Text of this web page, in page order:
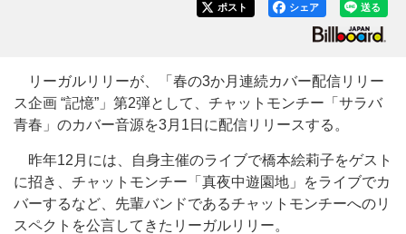
送る
シェア
ポスト
リーガルリリーが、「春の3か月連続カバー配信リリー
ス企画 “記憶”」第2弾として、チャットモンチー「サラバ
青春」のカバー音源を3月1日に配信リリースする。
昨年12月には、自身主催のライブで橋本絵莉子をゲスト
に招き、チャットモンチー「真夜中遊園地」をライブでカ
バーするなど、先輩バンドであるチャットモンチーへのリ
スペクトを公言してきたリーガルリリー。